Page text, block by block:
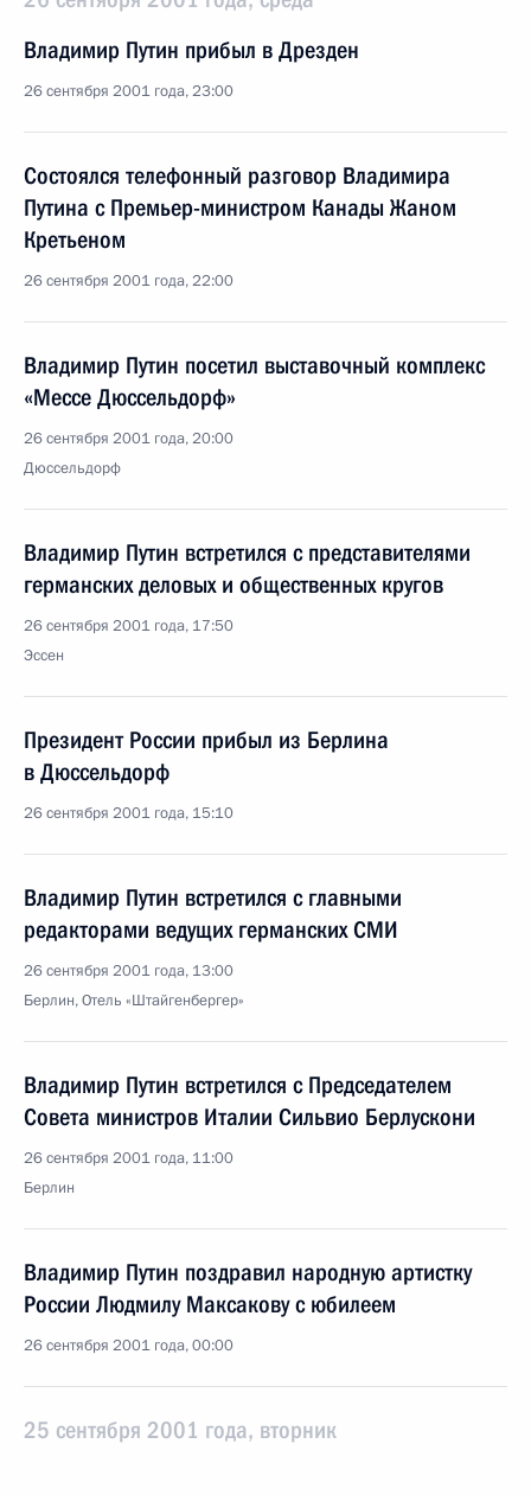
Владимир Путин прибыл в Дрезден
26 сентября 2001 года, 23:00
Состоялся телефонный разговор Владимира
Путина с Премьер-министром Канады Жаном
Кретьеном
26 сентября 2001 года, 22:00
Владимир Путин посетил выставочный комплекс
«Мессе Дюссельдорф»
26 сентября 2001 года, 20:00
Дюссельдорф
Владимир Путин встретился с представителями
германских деловых и общественных кругов
26 сентября 2001 года, 17:50
Эссен
Президент России прибыл из Берлина
в Дюссельдорф
26 сентября 2001 года, 15:10
Владимир Путин встретился с главными
редакторами ведущих германских СМИ
26 сентября 2001 года, 13:00
Берлин, Отель «Штайгенбергер»
Владимир Путин встретился с Председателем
Совета министров Италии Сильвио Берлускони
26 сентября 2001 года, 11:00
Берлин
Владимир Путин поздравил народную артистку
России Людмилу Максакову с юбилеем
26 сентября 2001 года, 00:00
25 сентября 2001 года, вторник